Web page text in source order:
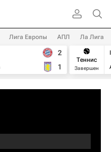
Лига Европы АПЛ Ла Лига
2
1
Теннис
Завершен